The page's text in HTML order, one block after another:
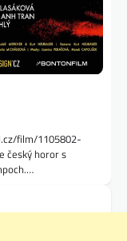
film/1105802-
český horor s